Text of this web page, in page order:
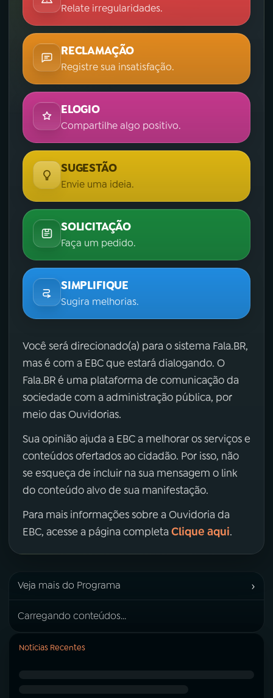
Relate irregularidades.
RECLAMAÇÃO
Registre sua insatisfação.
ELOGIO
Compartilhe algo positivo.
SUGESTÃO
Envie uma ideia.
SOLICITAÇÃO
Faça um pedido.
SIMPLIFIQUE
Sugira melhorias.
Você será direcionado(a) para o sistema Fala.BR,
mas é com a EBC que estará dialogando. O
Fala.BR é uma plataforma de comunicação da
sociedade com a administração pública, por
meio das Ouvidorias.
Sua opinião ajuda a EBC a melhorar os serviços e
conteúdos ofertados ao cidadão. Por isso, não
se esqueça de incluir na sua mensagem o link
do conteúdo alvo de sua manifestação.
Para mais informações sobre a Ouvidoria da
EBC, acesse a página completa Clique aqui.
Veja mais do Programa ›
Carregando conteúdos...
Notícias Recentes